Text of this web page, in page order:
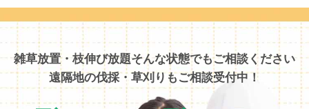
雑草放置・枝伸び放題そんな状態でもご相談ください
遠隔地の伐採・草刈りもご相談受付中！